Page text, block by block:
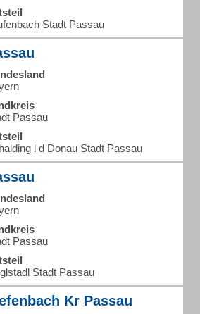
Stadt Passau
Passau
l d Donau Stadt Passau
Passau
Stadt Passau
Kr Passau